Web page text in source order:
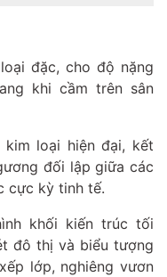
đặc, cho độ nặng
khi cầm trên sân
loại hiện đại, kết
đối lập giữa các
cực kỳ tinh tế.
khối kiến trúc tối
đô thị và biểu tượng
lớp, nghiêng vươn